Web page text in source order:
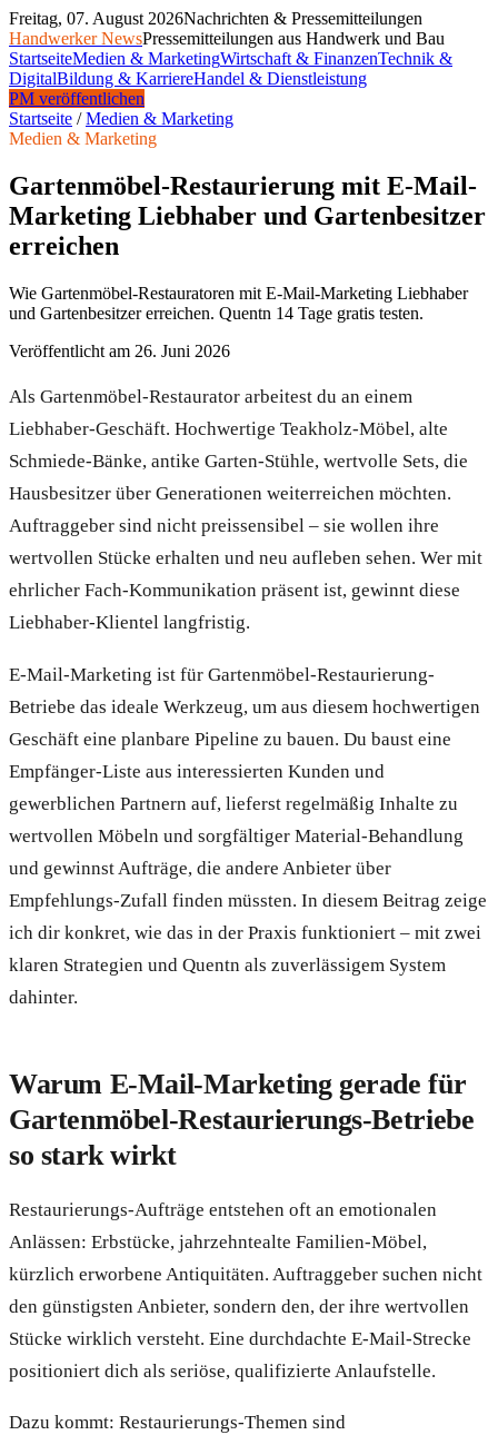
Freitag, 07. August 2026Nachrichten & Pressemitteilungen
Handwerker NewsPressemitteilungen aus Handwerk und Bau
StartseiteMedien & MarketingWirtschaft & FinanzenTechnik &
DigitalBildung & KarriereHandel & Dienstleistung
PM veröffentlichen
Startseite /Medien & Marketing
Medien & Marketing
Gartenmöbel-Restaurierung mit E-Mail-
Marketing Liebhaber und Gartenbesitzer
erreichen
Wie Gartenmöbel-Restauratoren mit E-Mail-Marketing Liebhaber
und Gartenbesitzer erreichen. Quentn 14 Tage gratis testen.
Veröffentlicht am 26. Juni 2026
Als Gartenmöbel-Restaurator arbeitest du an einem
Liebhaber-Geschäft. Hochwertige Teakholz-Möbel, alte
Schmiede-Bänke, antike Garten-Stühle, wertvolle Sets, die
Hausbesitzer über Generationen weiterreichen möchten.
Auftraggeber sind nicht preissensibel – sie wollen ihre
wertvollen Stücke erhalten und neu aufleben sehen. Wer mit
ehrlicher Fach-Kommunikation präsent ist, gewinnt diese
Liebhaber-Klientel langfristig.
E-Mail-Marketing ist für Gartenmöbel-Restaurierung-
Betriebe das ideale Werkzeug, um aus diesem hochwertigen
Geschäft eine planbare Pipeline zu bauen. Du baust eine
Empfänger-Liste aus interessierten Kunden und
gewerblichen Partnern auf, lieferst regelmäßig Inhalte zu
wertvollen Möbeln und sorgfältiger Material-Behandlung
und gewinnst Aufträge, die andere Anbieter über
Empfehlungs-Zufall finden müssten. In diesem Beitrag zeige
ich dir konkret, wie das in der Praxis funktioniert – mit zwei
klaren Strategien und Quentn als zuverlässigem System
dahinter.
Warum E-Mail-Marketing gerade für
Gartenmöbel-Restaurierungs-Betriebe
so stark wirkt
Restaurierungs-Aufträge entstehen oft an emotionalen
Anlässen: Erbstücke, jahrzehntealte Familien-Möbel,
kürzlich erworbene Antiquitäten. Auftraggeber suchen nicht
den günstigsten Anbieter, sondern den, der ihre wertvollen
Stücke wirklich versteht. Eine durchdachte E-Mail-Strecke
positioniert dich als seriöse, qualifizierte Anlaufstelle.
Dazu kommt: Restaurierungs-Themen sind